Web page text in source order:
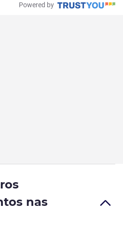
Powered by
nas